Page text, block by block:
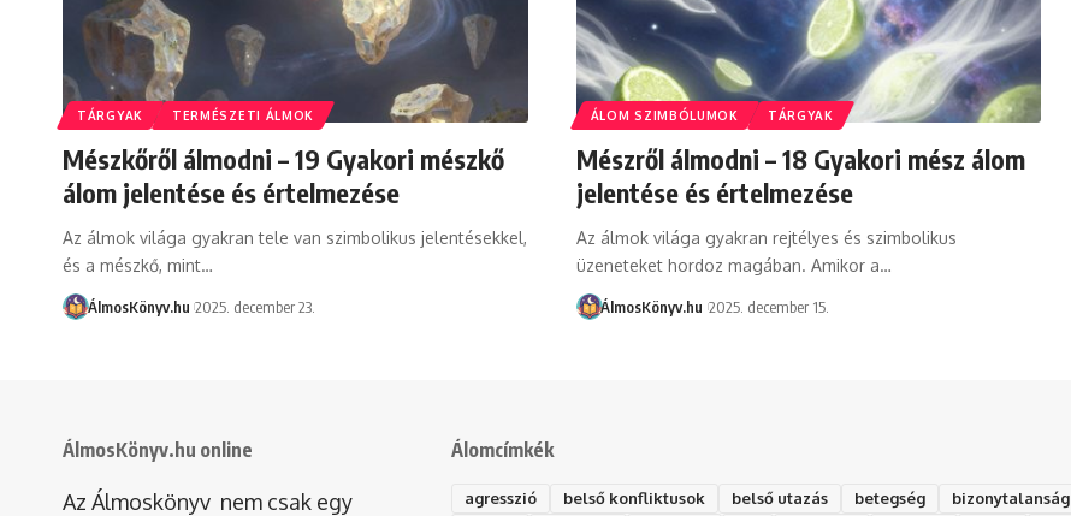
TÁRGYAK TERMÉSZETI ÁLMOK
Mészkőről álmodni – 19 Gyakori mészkő
álom jelentése és értelmezése
Az álmok világa gyakran tele van szimbolikus jelentésekkel,
és a mészkő, mint…
ÁlmosKönyv.hu 2025. december 23.
ÁLOM SZIMBÓLUMOK TÁRGYAK
Mészről álmodni – 18 Gyakori mész álom
jelentése és értelmezése
Az álmok világa gyakran rejtélyes és szimbolikus
üzeneteket hordoz magában. Amikor a…
ÁlmosKönyv.hu 2025. december 15.
ÁlmosKönyv.hu online
Az Álmoskönyv nem csak egy
Álomcímkék
agresszió belső konfliktusok belső utazás betegség bizonytalanság